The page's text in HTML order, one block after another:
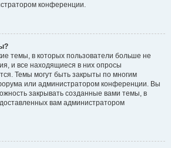
конференции.
темы, в которых пользователи больше не
и все находящиеся в них опросы
Темы могут быть закрыты по многим
или администратором конференции. Вы
закрывать созданные вами темы, в
вам администратором